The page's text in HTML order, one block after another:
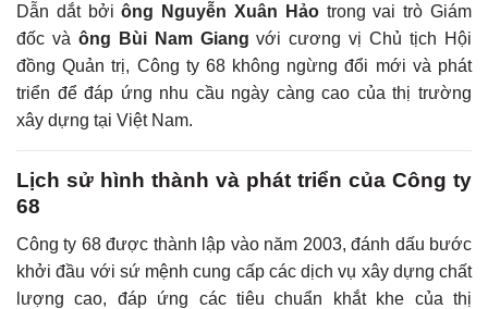
Dẫn dắt bởiông Nguyễn Xuân Hảotrong vai trò Giám
đốc và ông Bùi Nam Giang với cương vị Chủ tịch Hội
đồng Quản trị, Công ty 68 không ngừng đổi mới và phát
triển để đáp ứng nhu cầu ngày càng cao của thị trường
xây dựng tại Việt Nam.
Lịch sử hình thành và phát triển của Công ty
68
Công ty 68 được thành lập vào năm 2003, đánh dấu bước
khởi đầu với sứ mệnh cung cấp các dịch vụ xây dựng chất
lượng cao, đáp ứng các tiêu chuẩn khắt khe của thị